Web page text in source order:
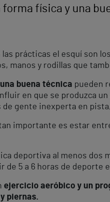
física y una
prácticas el esquí son los
manos y rodillas que
buena técnica pueden
en que se produzca
de gente inexperta en
importante es estar
deportiva al menos dos
de 5 a 6 horas de deporte
ejercicio aeróbico y un
piernas.